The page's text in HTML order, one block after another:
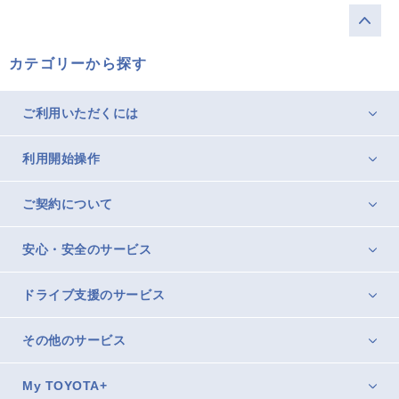
カテゴリーから探す
ご利用いただくには
利用開始操作
ご契約について
安心・安全のサービス
ドライブ支援のサービス
その他のサービス
My TOYOTA+